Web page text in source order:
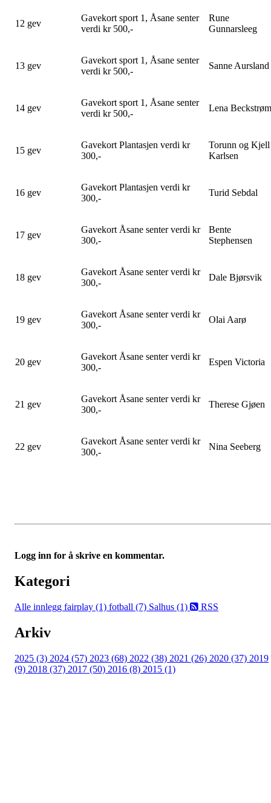
12 gev
Gavekort sport 1, Åsane senter
verdi kr 500,-
Rune
Gunnarsleeg
13 gev
Gavekort sport 1, Åsane senter
verdi kr 500,-
Sanne Aursland
14 gev
Gavekort sport 1, Åsane senter
verdi kr 500,-
Lena Beckstrøm
15 gev
Gavekort Plantasjen verdi kr
300,-
Torunn og Kjell
Karlsen
16 gev
Gavekort Plantasjen verdi kr
300,-
Turid Sebdal
17 gev
Gavekort Åsane senter verdi kr
300,-
Bente
Stephensen
18 gev
Gavekort Åsane senter verdi kr
300,-
Dale Bjørsvik
19 gev
Gavekort Åsane senter verdi kr
300,-
Olai Aarø
20 gev
Gavekort Åsane senter verdi kr
300,-
Espen Victoria
21 gev
Gavekort Åsane senter verdi kr
300,-
Therese Gjøen
22 gev
Gavekort Åsane senter verdi kr
300,-
Nina Seeberg
Logg inn for å skrive en kommentar.
Kategori
Alle innlegg fairplay (1) fotball (7) Salhus (1) RSS
Arkiv
2025 (3) 2024 (57) 2023 (68) 2022 (38) 2021 (26) 2020 (37) 2019
(9) 2018 (37) 2017 (50) 2016 (8) 2015 (1)